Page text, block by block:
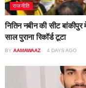
राजनीति
नितिन नबीन की सीट
साल पुराना रिकॉर्ड टूटा
BY AAMAWAAZ 4 DAYS AGO